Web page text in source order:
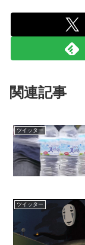
関連記事
ツイッター
ツイッター